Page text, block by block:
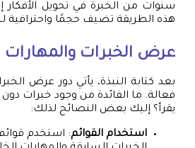
سنوات من الخبرة في تحويل
هذه الطريقة تضيف حجمًا واحترافية
عرض الخبرات
بعد كتابة النبذة، يأتي دور عرض
فعالة. ما الفائدة من وجود خبرات
يقرأ؟ إليك بعض النصائح لذلك:
استخدام القوائم: استخدم